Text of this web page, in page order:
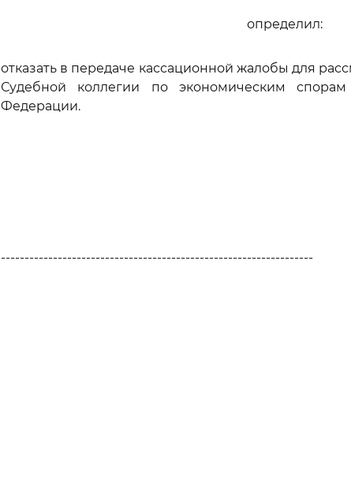
определил:
отказать в передаче кассационной жалобы для
Судебной коллегии по экономическим
Федерации.
------------------------------------------------------------------